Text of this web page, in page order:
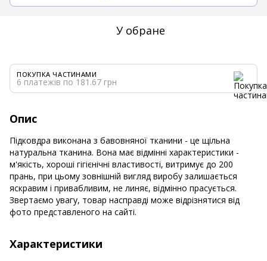
У обране
ПОКУПКА ЧАСТИНАМИ
6 платежів по 181.67 грн
Опис
Підковдра виконана з бавовняної тканини - це щільна
натуральна тканина. Вона має відмінні характеристики -
м'якість, хороші гігієнічні властивості, витримує до 200
прань, при цьому зовнішній вигляд виробу залишається
яскравим і привабливим, не линяє, відмінно прасується.
Звертаємо увагу, товар насправді може відрізнятися від
фото представленого на сайті.
Характеристики